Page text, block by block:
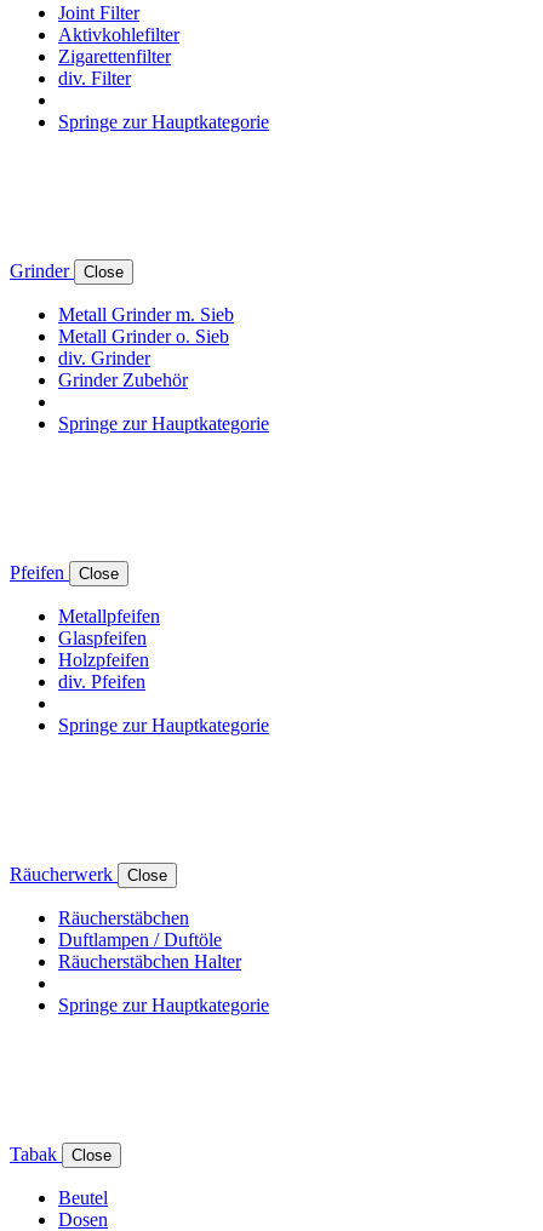
Joint Filter
Aktivkohlefilter
Zigarettenfilter
div. Filter
Springe zur Hauptkategorie
Grinder Close
Metall Grinder m. Sieb
Metall Grinder o. Sieb
div. Grinder
Grinder Zubehör
Springe zur Hauptkategorie
Pfeifen Close
Metallpfeifen
Glaspfeifen
Holzpfeifen
div. Pfeifen
Springe zur Hauptkategorie
Räucherwerk Close
Räucherstäbchen
Duftlampen / Duftöle
Räucherstäbchen Halter
Springe zur Hauptkategorie
Tabak Close
Beutel
Dosen